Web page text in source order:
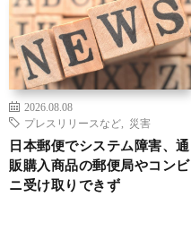
2026.08.08
プレスリリースなど
災害
日本郵便でシステム障害、通
販購入商品の郵便局やコンビ
ニ受け取りできず